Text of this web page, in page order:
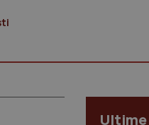
Ultime